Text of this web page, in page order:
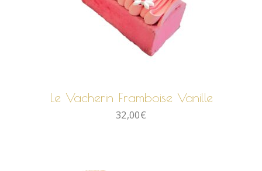
Le Vacherin Framboise Vanille
32,00€